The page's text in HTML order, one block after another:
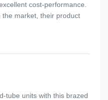
cost-performance.
market, their product
tube units with this brazed